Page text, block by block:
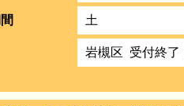
土
岩槻区 受付終了